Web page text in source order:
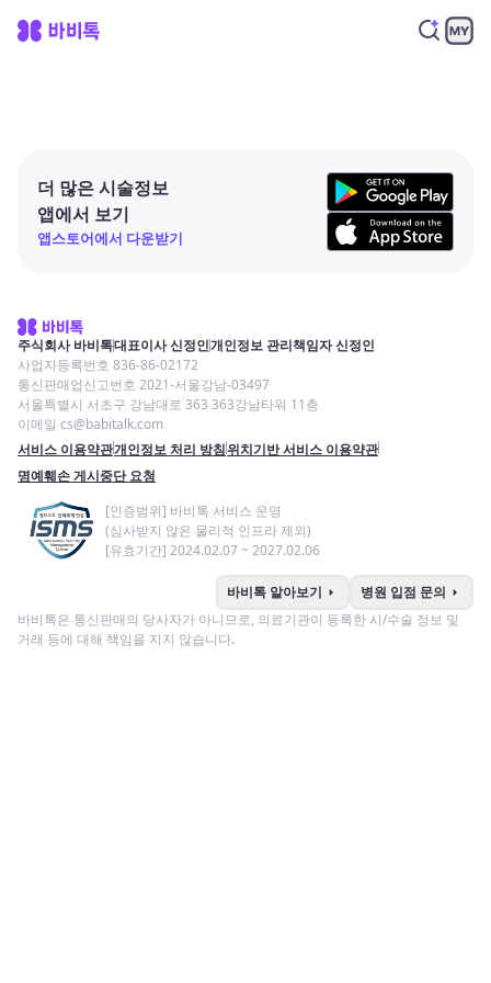
더 많은 시술정보
앱에서 보기
앱스토어에서 다운받기
주식회사 바비톡대표이사 신정인개인정보 관리책임자 신정인
사업자등록번호 836-86-02172
통신판매업신고번호 2021-서울강남-03497
서울특별시 서초구 강남대로 363 363강남타워 11층
이메일 cs@babitalk.com
서비스 이용약관개인정보 처리 방침위치기반 서비스 이용약관
명예훼손 게시중단 요청
[인증범위] 바비톡 서비스 운영
(심사받지 않은 물리적 인프라 제외)
[유효기간] 2024.02.07 ~ 2027.02.06
바비톡 알아보기 arrow_right 병원 입점 문의 arrow_right
바비톡은 통신판매의 당사자가 아니므로, 의료기관이 등록한 시/수술 정보 및
거래 등에 대해 책임을 지지 않습니다.